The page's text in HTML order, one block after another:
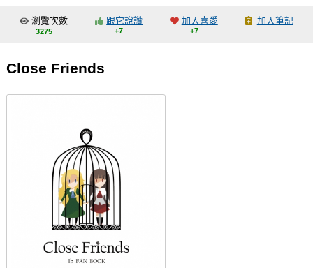
交流中心
註冊會員
登入
瀏覽次數
3275
跟它說讚
+7
加入喜愛
+7
加入筆記
Close Friends